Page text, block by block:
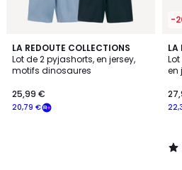
LA REDOUTE COLLECTIONS
Lot de 2 pyjashorts, en jersey,
motifs dinosaures
20,79 €
25,99 €
-
LA
en
/
/